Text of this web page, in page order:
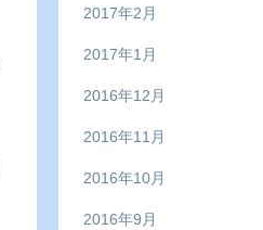
2017年2月
2017年1月
2016年12月
2016年11月
2016年10月
2016年9月